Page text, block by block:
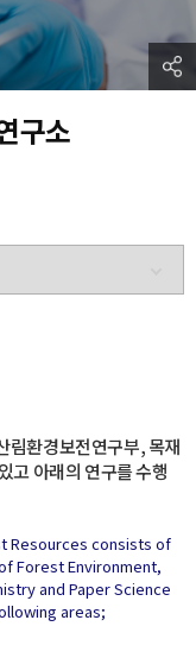
구소
림환경보전연구부, 목재
고 아래의 연구를 수행
Resources consists of
Forest Environment,
and Paper Science
areas;